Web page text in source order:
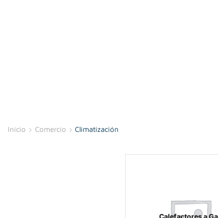
Inicio Comercio Climatización
Calefactores a